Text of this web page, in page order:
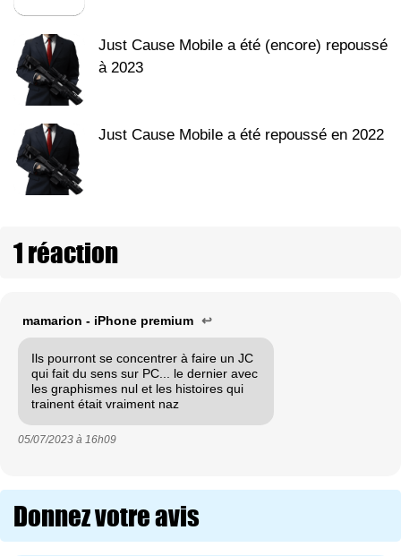
Just Cause Mobile a été (encore) repoussé
à 2023
Just Cause Mobile a été repoussé en 2022
1 réaction
mamarion - iPhone premium ↩
Ils pourront se concentrer à faire un JC
qui fait du sens sur PC... le dernier avec
les graphismes nul et les histoires qui
trainent était vraiment naz
05/07/2023 à 16h09
Donnez votre avis